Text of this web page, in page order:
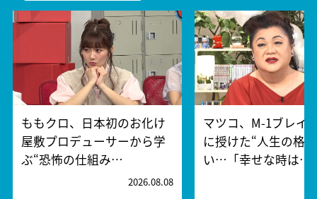
ももクロ、日本初のお化け
屋敷プロデューサーから学
ぶ“恐怖の仕組み…
2026.08.08
マツコ、M-1ブレイ
に授けた“人生の格
い…「幸せな時は…